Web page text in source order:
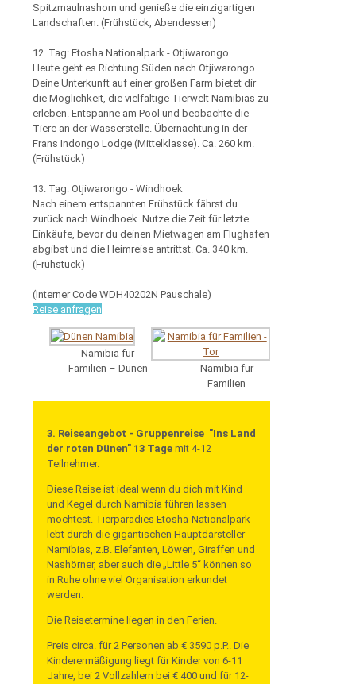
Spitzmaulnashorn und genieße die einzigartigen
Landschaften. (Frühstück, Abendessen)
12. Tag: Etosha Nationalpark - Otjiwarongo
Heute geht es Richtung Süden nach Otjiwarongo.
Deine Unterkunft auf einer großen Farm bietet dir
die Möglichkeit, die vielfältige Tierwelt Namibias zu
erleben. Entspanne am Pool und beobachte die
Tiere an der Wasserstelle. Übernachtung in der
Frans Indongo Lodge (Mittelklasse). Ca. 260 km.
(Frühstück)
13. Tag: Otjiwarongo - Windhoek
Nach einem entspannten Frühstück fährst du
zurück nach Windhoek. Nutze die Zeit für letzte
Einkäufe, bevor du deinen Mietwagen am Flughafen
abgibst und die Heimreise antrittst. Ca. 340 km.
(Frühstück)
(Interner Code WDH40202N Pauschale)
Reise anfragen
Namibia für
Familien – Dünen
Namibia für
Familien
3. Reiseangebot - Gruppenreise "Ins Land
der roten Dünen" 13 Tage mit 4-12
Teilnehmer.
Diese Reise ist ideal wenn du dich mit Kind
und Kegel durch Namibia führen lassen
möchtest. Tierparadies Etosha-Nationalpark
lebt durch die gigantischen Hauptdarsteller
Namibias, z.B. Elefanten, Löwen, Giraffen und
Nashörner, aber auch die „Little 5“ können so
in Ruhe ohne viel Organisation erkundet
werden.
Die Reisetermine liegen in den Ferien.
Preis circa. für 2 Personen ab € 3590 p.P.. Die
Kinderermäßigung liegt für Kinder von 6-11
Jahre, bei 2 Vollzahlern bei € 400 und für 12-